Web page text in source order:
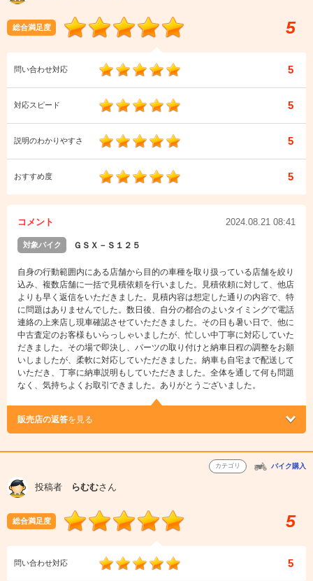
総合満足度 5
問い合わせ対応 5
対応スピード 5
説明のわかりやすさ 5
おすすめ度 5
コメント 2024.08.21 08:41
対象バイク ＧＳＸ－Ｓ１２５
自身の行動範囲内にある店舗から目的の車種を取り扱っている店舗を絞り
込み、複数店舗に一括で見積依頼を行いました。見積依頼に対して、他店
よりも早く返信をいただきました。見積内容は想定した通りの内容で、特
に問題はありませんでした。数日後、自分の都合のよいタイミングで電話
連絡の上来店し現車確認させていただきました。その日も暑い日で、他に
中古査定のお客様もいらっしゃいましたが、忙しい中丁寧に対応していた
だきました。その場で即決し、パーツの取り付けと納車日程の調整をお願
いしましたが、柔軟に対応していただきました。納車も自宅まで配送して
いただき、丁寧に納車説明もしていただきました。全体を通して何も問題
なく、気持ちよくお取引できました。ありがとうございました。
販売店の返答を見る
カテゴリ バイク購入
投稿者 らむむさん
総合満足度 5
問い合わせ対応 5